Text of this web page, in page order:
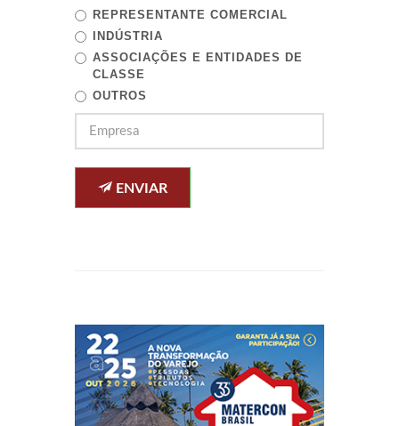
REPRESENTANTE COMERCIAL
INDÚSTRIA
ASSOCIAÇÕES E ENTIDADES DE
CLASSE
OUTROS
ENVIAR